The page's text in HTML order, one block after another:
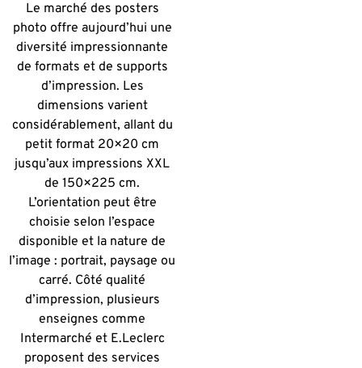
Le marché des posters
photo offre aujourd’hui une
diversité impressionnante
de formats et de supports
d’impression. Les
dimensions varient
considérablement, allant du
petit format 20×20 cm
jusqu’aux impressions XXL
de 150×225 cm.
L’orientation peut être
choisie selon l’espace
disponible et la nature de
l’image : portrait, paysage ou
carré. Côté qualité
d’impression, plusieurs
enseignes comme
Intermarché et E.Leclerc
proposent des services